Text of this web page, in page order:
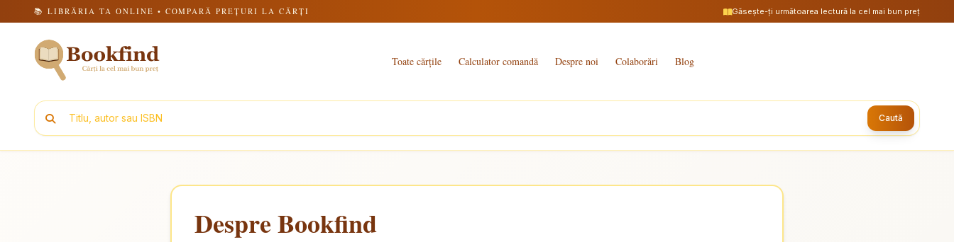
📚 LIBRĂRIA TA ONLINE • COMPARĂ PREȚURI LA CĂRȚI Găsește-ți următoarea lectură la cel mai bun preț
Toate cărțile Calculator comandă Despre noi Colaborări Blog
Caută
Despre Bookfind